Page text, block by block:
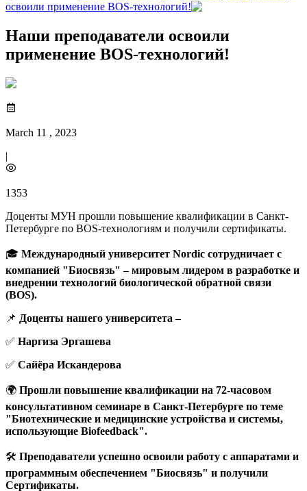
освоили применение BOS-технологий!
Наши преподаватели освоили
применение BOS-технологий!
March 11 , 2023
|
1353
Доценты МУН прошли повышение квалификации в Санкт-
Петербурге по BOS-технологиям и получили сертификаты.
🎓 Международный университет Nordic сотрудничает с
компанией "Биосвязь" – мировым лидером в разработке и
внедрении технологий биологической обратной связи
(BOS).
📌 Доценты нашего университета –
✅ Наргиза Эргашева
✅ Сайёра Искандерова
🌍 Прошли повышение квалификации на 72-часовом
консультативном семинаре в Санкт-Петербурге по теме
"Биотехнические и медицинские устройства и системы,
использующие Biofeedback".
🛠 Преподаватели успешно освоили работу с аппаратами и
программным обеспечением "Биосвязь" и получили
Сертификаты.